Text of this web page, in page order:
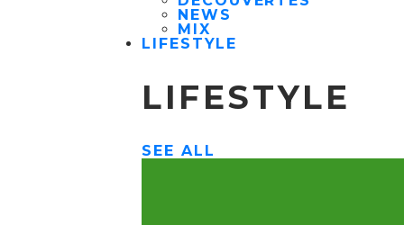
NEWS
MIX
LIFESTYLE
LIFESTYLE
SEE ALL